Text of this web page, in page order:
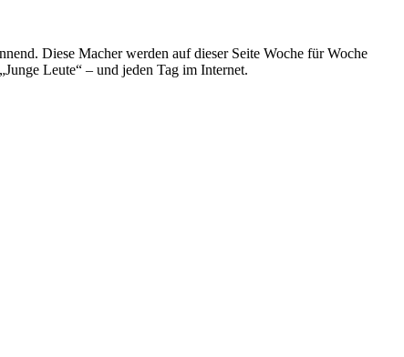
Diese Macher werden auf dieser Seite Woche für Woche
Leute“ – und jeden Tag im Internet.